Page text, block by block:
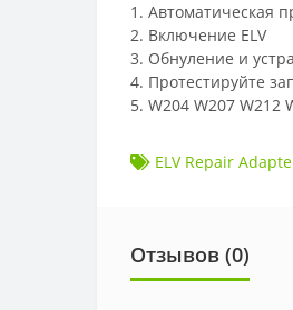
1. Автоматическая
2. Включение ELV
3. Обнуление и
4. Протестируйте
5. W204 W207 W212
ELV Repair
Отзывов (0)